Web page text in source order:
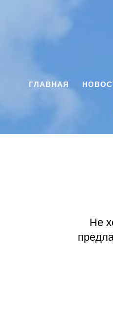
ГЛАВНАЯ
Не